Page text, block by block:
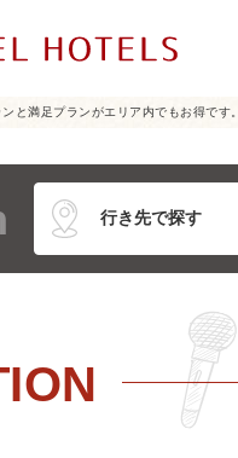
と満足プランがエリア内でもお得です。